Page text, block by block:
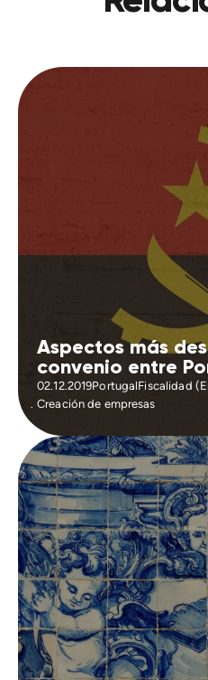
Aspectos más
convenio entre
02.12.2019PortugalFiscalidad
Creación de empresas